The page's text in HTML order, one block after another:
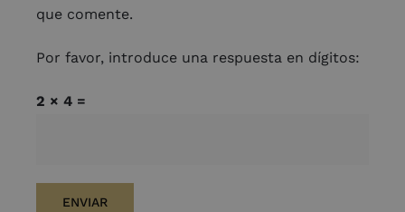
que comente.
Por favor, introduce una respuesta en dígitos:
2 × 4 =